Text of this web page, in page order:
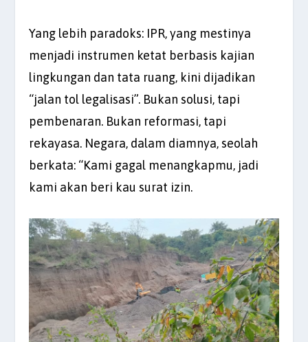
Yang lebih paradoks: IPR, yang mestinya
menjadi instrumen ketat berbasis kajian
lingkungan dan tata ruang, kini dijadikan
“jalan tol legalisasi”. Bukan solusi, tapi
pembenaran. Bukan reformasi, tapi
rekayasa. Negara, dalam diamnya, seolah
berkata: “Kami gagal menangkapmu, jadi
kami akan beri kau surat izin.